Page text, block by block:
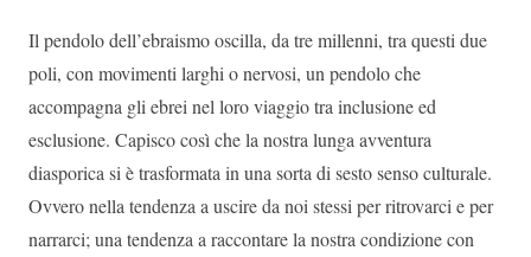
Il pendolo dell’ebraismo oscilla, da tre millenni, tra questi due
poli, con movimenti larghi o nervosi, un pendolo che
accompagna gli ebrei nel loro viaggio tra inclusione ed
esclusione. Capisco così che la nostra lunga avventura
diasporica si è trasformata in una sorta di sesto senso culturale.
Ovvero nella tendenza a uscire da noi stessi per ritrovarci e per
narrarci; una tendenza a raccontare la nostra condizione con